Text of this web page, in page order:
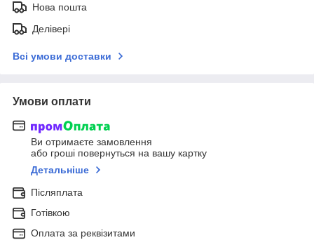
Нова пошта
Делівері
Всі умови доставки
Умови оплати
Ви отримаєте замовлення
або гроші повернуться на вашу картку
Детальніше
Післяплата
Готівкою
Оплата за реквізитами